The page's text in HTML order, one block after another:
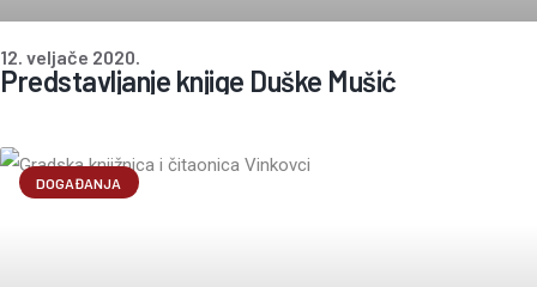
Predstavljanje knjige Duške Mušić
12. veljače 2020.
DOGAĐANJA